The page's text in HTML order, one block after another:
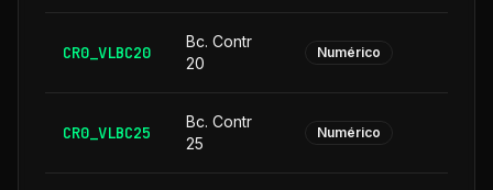
CR0_VLBC20
Bc. Contr
20
Numérico
CR0_VLBC25
Bc. Contr
25
Numérico